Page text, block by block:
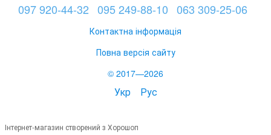
097 920-44-32 095 249-88-10 063 309-25-06
Контактна інформація
Повна версія сайту
© 2017—2026
Укр Рус
Інтернет-магазин створений з Хорошоп